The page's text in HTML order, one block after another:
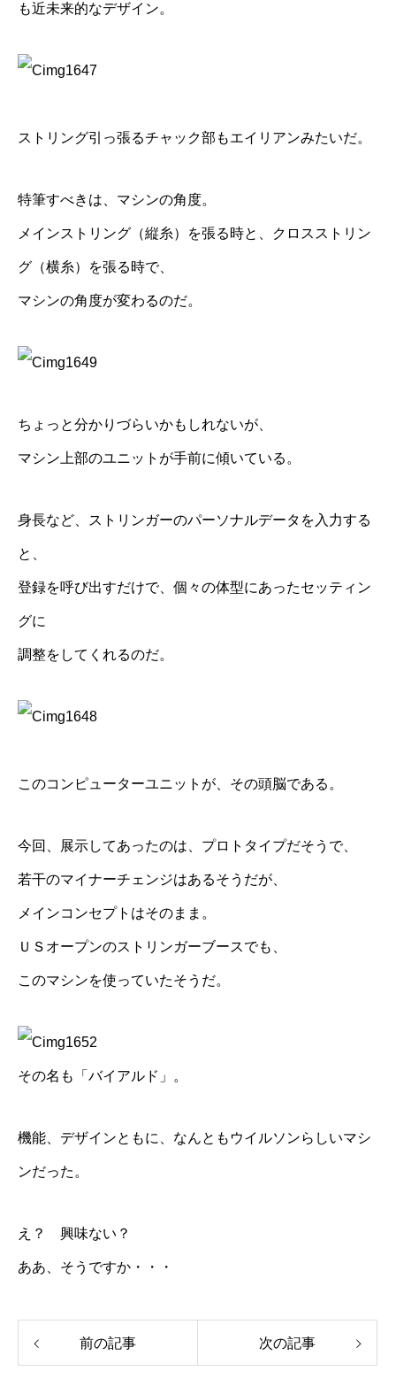
も近未来的なデザイン。
ストリング引っ張るチャック部もエイリアンみたいだ。
特筆すべきは、マシンの角度。
メインストリング（縦糸）を張る時と、クロスストリン
グ（横糸）を張る時で、
マシンの角度が変わるのだ。
ちょっと分かりづらいかもしれないが、
マシン上部のユニットが手前に傾いている。
身長など、ストリンガーのパーソナルデータを入力する
と、
登録を呼び出すだけで、個々の体型にあったセッティン
グに
調整をしてくれるのだ。
このコンピューターユニットが、その頭脳である。
今回、展示してあったのは、プロトタイプだそうで、
若干のマイナーチェンジはあるそうだが、
メインコンセプトはそのまま。
ＵＳオープンのストリンガーブースでも、
このマシンを使っていたそうだ。
その名も「バイアルド」。
機能、デザインともに、なんともウイルソンらしいマシ
ンだった。
え？ 興味ない？
ああ、そうですか・・・
前の記事 次の記事